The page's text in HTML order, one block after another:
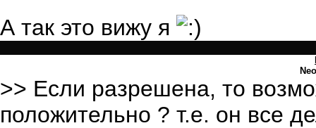
А так это вижу я
Neo
>> Если разрешена, то
положительно ? т.е. он все